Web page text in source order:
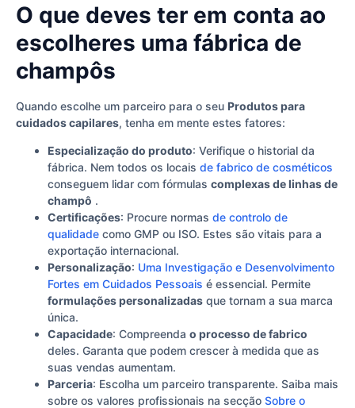
O que deves ter em conta ao
escolheres uma fábrica de
champôs
Quando escolhe um parceiro para o seu Produtos para
cuidados capilares, tenha em mente estes fatores:
Especialização do produto: Verifique o historial da
fábrica. Nem todos os locais de fabrico de cosméticos
conseguem lidar com fórmulas complexas de linhas de
champô .
Certificações: Procure normas de controlo de
qualidade como GMP ou ISO. Estes são vitais para a
exportação internacional.
Personalização: Uma Investigação e Desenvolvimento
Fortes em Cuidados Pessoais é essencial. Permite
formulações personalizadas que tornam a sua marca
única.
Capacidade: Compreenda o processo de fabrico
deles. Garanta que podem crescer à medida que as
suas vendas aumentam.
Parceria: Escolha um parceiro transparente. Saiba mais
sobre os valores profissionais na secção Sobre o